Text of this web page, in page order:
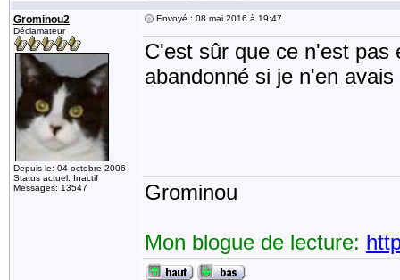
Grominou2
Déclamateur
Depuis le: 04 octobre 2006
Status actuel: Inactif
Messages: 13547
Envoyé : 08 mai 2016 à 19:47
C'est sûr que ce n'est pas
abandonné si je n'en
Grominou
Mon blogue de lecture: